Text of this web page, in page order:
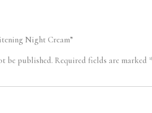
Night Cream”
be published. Required fields are marked *